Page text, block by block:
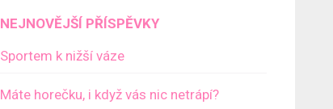
NEJNOVĚJŠÍ PŘÍSPĚVKY
Sportem k nižší váze
Máte horečku, i když vás nic netrápí?